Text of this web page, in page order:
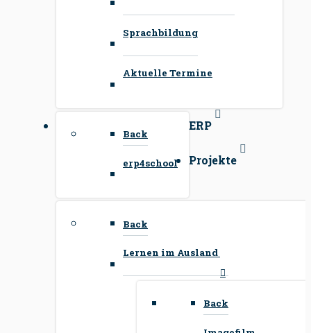
Sprachbildung
Aktuelle Termine
ERP
Back
erp4school Projekte
Back
Lernen im Ausland
Back